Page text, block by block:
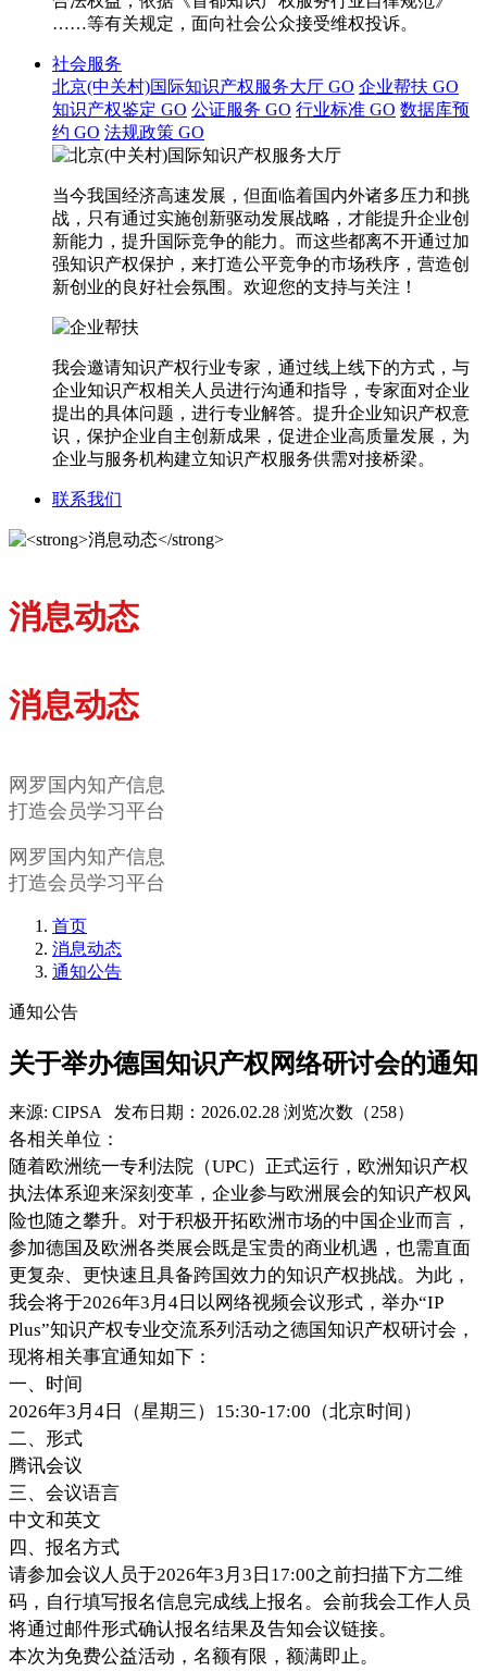
……等有关规定，面向社会公众接受维权投诉。
社会服务
北京(中关村)国际知识产权服务大厅 GO 企业帮扶 GO
知识产权鉴定 GO 公证服务 GO 行业标准 GO 数据库预
约 GO 法规政策 GO
当今我国经济高速发展，但面临着国内外诸多压力和挑
战，只有通过实施创新驱动发展战略，才能提升企业创
新能力，提升国际竞争的能力。而这些都离不开通过加
强知识产权保护，来打造公平竞争的市场秩序，营造创
新创业的良好社会氛围。欢迎您的支持与关注！
我会邀请知识产权行业专家，通过线上线下的方式，与
企业知识产权相关人员进行沟通和指导，专家面对企业
提出的具体问题，进行专业解答。提升企业知识产权意
识，保护企业自主创新成果，促进企业高质量发展，为
企业与服务机构建立知识产权服务供需对接桥梁。
联系我们
消息动态
消息动态
网罗国内知产信息
打造会员学习平台
网罗国内知产信息
打造会员学习平台
首页
消息动态
通知公告
通知公告
关于举办德国知识产权网络研讨会的通知
来源: CIPSA 发布日期：2026.02.28 浏览次数（258）
各相关单位：
随着欧洲统一专利法院（UPC）正式运行，欧洲知识产权
执法体系迎来深刻变革，企业参与欧洲展会的知识产权风
险也随之攀升。对于积极开拓欧洲市场的中国企业而言，
参加德国及欧洲各类展会既是宝贵的商业机遇，也需直面
更复杂、更快速且具备跨国效力的知识产权挑战。为此，
我会将于2026年3月4日以网络视频会议形式，举办“IP
Plus”知识产权专业交流系列活动之德国知识产权研讨会，
现将相关事宜通知如下：
一、时间
2026年3 月 4 日（星期三） 15:30-17:00 （北京时间）
二、形式
腾讯会议
三、会议语言
中文和英文
四、报名方式
请参加会议人员于2026年3 月 3 日 17:00之前扫描下方二维
码，自行填写报名信息完成线上报名。会前我会工作人员
将通过邮件形式确认报名结果及告知会议链接。
本次为免费公益活动，名额有限，额满即止。